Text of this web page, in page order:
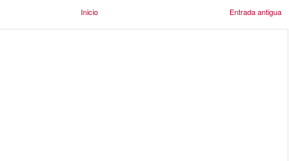
Entrada antigua
Inicio